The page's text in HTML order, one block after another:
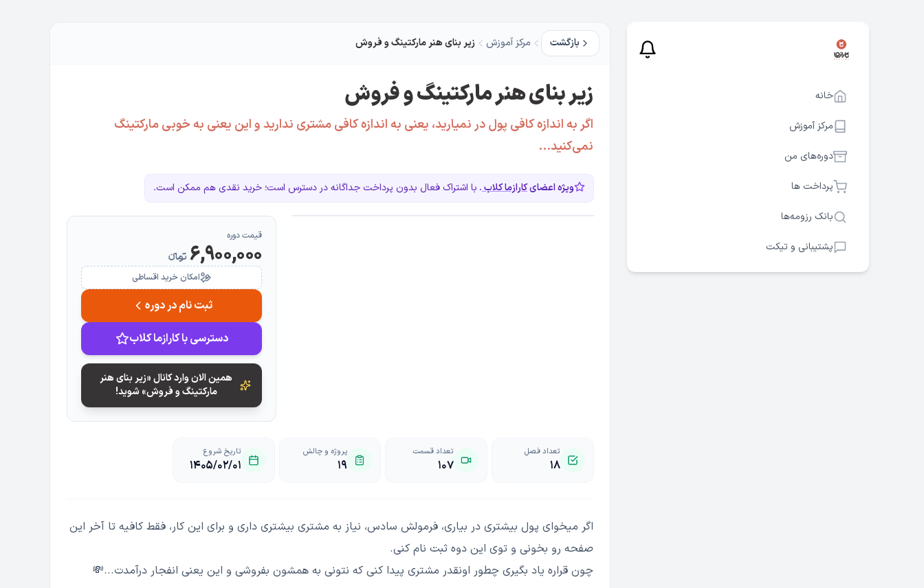
خانه
مرکز آموزش
دوره‌های من
پرداخت ها
بانک رزومه‌ها
پشتیبانی و تیکت
بازگشت مرکز آموزش زیر بنای هنر مارکتینگ و فروش
زیر بنای هنر مارکتینگ و فروش
اگر به اندازه کافی پول در نمیارید، یعنی به اندازه کافی مشتری ندارید و این یعنی به خوبی مارکتینگ
نمی‌کنید...
ویژه اعضایکارازما کلاب. با اشتراک فعال بدون پرداخت جداگانه در دسترس است؛ خرید نقدی هم ممکن است.
قیمت دوره
6,900,000 تومانءء
امکان خرید اقساطی
ثبت نام در دوره
دسترسی با کارازما کلاب
همین الان وارد کانال «زیر بنای هنر
مارکتینگ و فروش» شوید!
تعداد فصل
۱۸
تعداد قسمت
۱۰۷
پروژه و چالش
۱۹
تاریخ شروع
1405/02/01
اگر میخوای پول بیشتری در بیاری، فرمولش سادس، نیاز به مشتری بیشتری داری و برای این کار، فقط کافیه تا آخر این
صفحه رو بخونی و توی این دوه ثبت نام کنی.
چون قراره یاد بگیری چطور اونقدر مشتری پیدا کنی که نتونی به همشون بفروشی و این یعنی انفجار درآمدت...💸